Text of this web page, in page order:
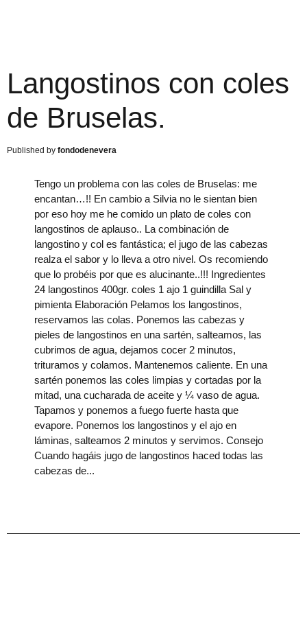
Langostinos con coles
de Bruselas.
fondodenevera
Tengo un problema con las coles de Bruselas: me
encantan…!! En cambio a Silvia no le sientan bien
por eso hoy me he comido un plato de coles con
langostinos de aplauso.. La combinación de
langostino y col es fantástica; el jugo de las cabezas
realza el sabor y lo lleva a otro nivel. Os recomiendo
que lo probéis por que es alucinante..!!! Ingredientes
24 langostinos 400gr. coles 1 ajo 1 guindilla Sal y
pimienta Elaboración Pelamos los langostinos,
reservamos las colas. Ponemos las cabezas y
pieles de langostinos en una sartén, salteamos, las
cubrimos de agua, dejamos cocer 2 minutos,
trituramos y colamos. Mantenemos caliente. En una
sartén ponemos las coles limpias y cortadas por la
mitad, una cucharada de aceite y ¼ vaso de agua.
Tapamos y ponemos a fuego fuerte hasta que
evapore. Ponemos los langostinos y el ajo en
láminas, salteamos 2 minutos y servimos. Consejo
Cuando hagáis jugo de langostinos haced todas las
cabezas de